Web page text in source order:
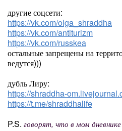
другие соцсети:
https://vk.com/olga_shraddha
https://vk.com/antiturizm
https://vk.com/russkea
остальные запрещены на
ведутся)))
дубль Лиру:
https://shraddha-
https://t.me/shraddhalife
P.S. говорят, что в мом